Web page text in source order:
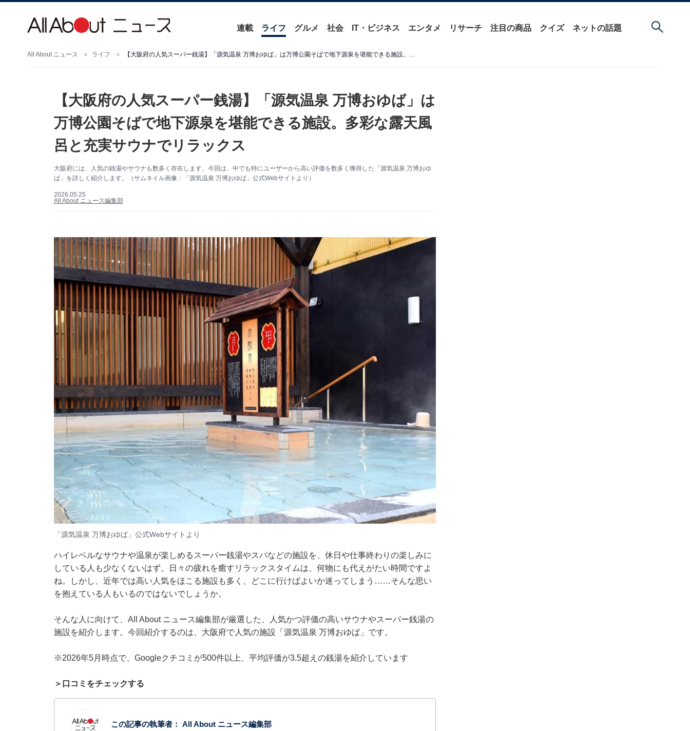
連載 ライフ グルメ 社会 IT・ビジネス エンタメ リサーチ 注目の商品 クイズ ネットの話題
All About ニュース ライフ 【大阪府の人気スーパー銭湯】「源気温泉 万博おゆば」は万博公園そばで地下源泉を堪能できる施設。多彩な露天風呂と充実サウナでリラックス
【大阪府の人気スーパー銭湯】「源気温泉 万博おゆば」は
万博公園そばで地下源泉を堪能できる施設。多彩な露天風
呂と充実サウナでリラックス
大阪府には、人気の銭湯やサウナも数多く存在します。今回は、中でも特にユーザーから高い評価を数多く獲得した「源気温泉 万博おゆ
ば」を詳しく紹介します。（サムネイル画像：「源気温泉 万博おゆば」公式Webサイトより）
2026.05.25
All About ニュース編集部
「源気温泉 万博おゆば」公式Webサイトより
ハイレベルなサウナや温泉が楽しめるスーパー銭湯やスパなどの施設を、休日や仕事終わりの楽しみに
している人も少なくないはず。日々の疲れを癒すリラックスタイムは、何物にも代えがたい時間ですよ
ね。しかし、近年では高い人気をほこる施設も多く、どこに行けばよいか迷ってしまう……そんな思い
を抱えている人もいるのではないでしょうか。
そんな人に向けて、All About ニュース編集部が厳選した、人気かつ評価の高いサウナやスーパー銭湯の
施設を紹介します。今回紹介するのは、大阪府で人気の施設「源気温泉 万博おゆば」です。
※2026年5月時点で、Googleクチコミが500件以上、平均評価が3.5超えの銭湯を紹介しています
＞口コミをチェックする
この記事の執筆者： All About ニュース編集部